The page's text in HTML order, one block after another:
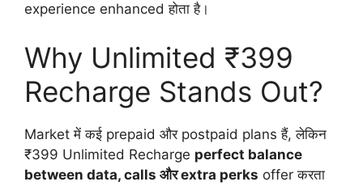
experience enhanced होता है।
Why Unlimited ₹399
Recharge Stands Out?
Market में कई prepaid और postpaid plans हैं, लेकिन
₹399 Unlimited Recharge perfect balance
between data, calls और extra perks offer करता